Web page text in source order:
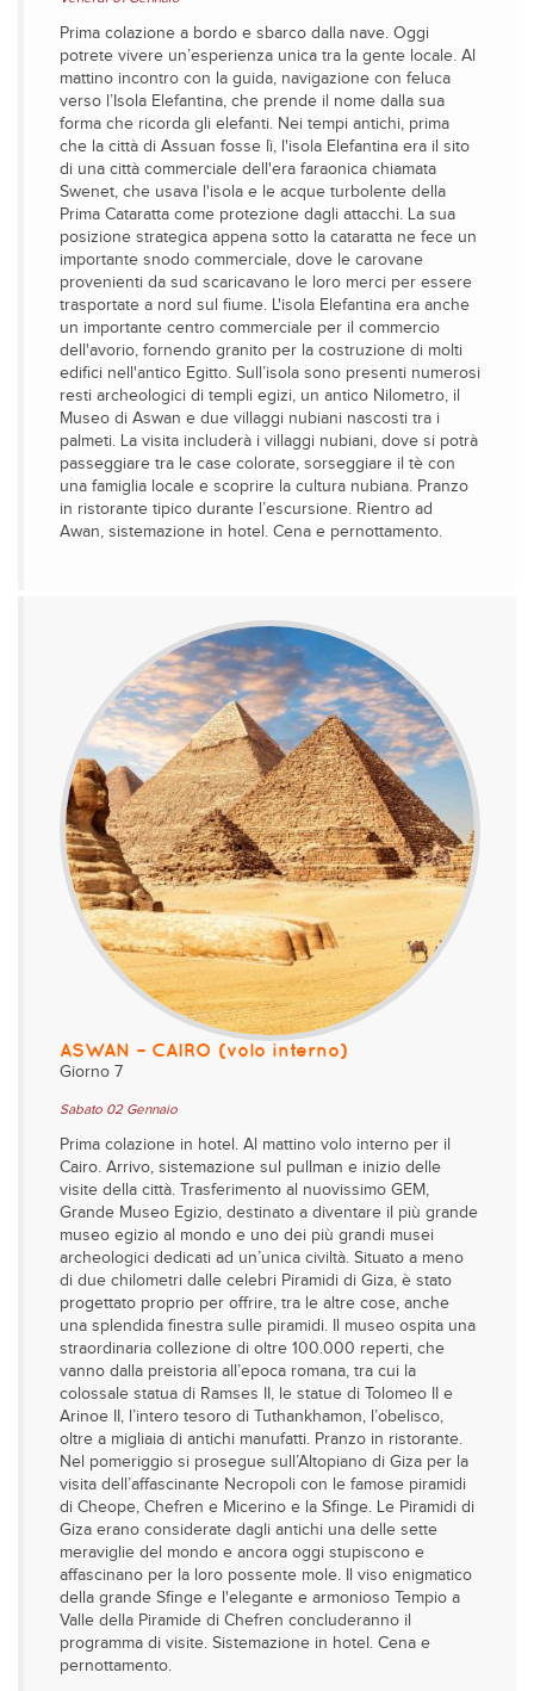
Prima colazione a bordo e sbarco dalla nave. Oggi
potrete vivere un’esperienza unica tra la gente locale. Al
mattino incontro con la guida, navigazione con feluca
verso l’Isola Elefantina, che prende il nome dalla sua
forma che ricorda gli elefanti. Nei tempi antichi, prima
che la città di Assuan fosse lì, l'isola Elefantina era il sito
di una città commerciale dell'era faraonica chiamata
Swenet, che usava l'isola e le acque turbolente della
Prima Cataratta come protezione dagli attacchi. La sua
posizione strategica appena sotto la cataratta ne fece un
importante snodo commerciale, dove le carovane
provenienti da sud scaricavano le loro merci per essere
trasportate a nord sul fiume. L'isola Elefantina era anche
un importante centro commerciale per il commercio
dell'avorio, fornendo granito per la costruzione di molti
edifici nell'antico Egitto. Sull’isola sono presenti numerosi
resti archeologici di templi egizi, un antico Nilometro, il
Museo di Aswan e due villaggi nubiani nascosti tra i
palmeti. La visita includerà i villaggi nubiani, dove si potrà
passeggiare tra le case colorate, sorseggiare il tè con
una famiglia locale e scoprire la cultura nubiana. Pranzo
in ristorante tipico durante l’escursione. Rientro ad
Awan, sistemazione in hotel. Cena e pernottamento.
ASWAN – CAIRO (volo interno)
Giorno 7
Sabato 02 Gennaio
Prima colazione in hotel. Al mattino volo interno per il
Cairo. Arrivo, sistemazione sul pullman e inizio delle
visite della città. Trasferimento al nuovissimo GEM,
Grande Museo Egizio, destinato a diventare il più grande
museo egizio al mondo e uno dei più grandi musei
archeologici dedicati ad un’unica civiltà. Situato a meno
di due chilometri dalle celebri Piramidi di Giza, è stato
progettato proprio per offrire, tra le altre cose, anche
una splendida finestra sulle piramidi. Il museo ospita una
straordinaria collezione di oltre 100.000 reperti, che
vanno dalla preistoria all’epoca romana, tra cui la
colossale statua di Ramses II, le statue di Tolomeo II e
Arinoe II, l’intero tesoro di Tuthankhamon, l’obelisco,
oltre a migliaia di antichi manufatti. Pranzo in ristorante.
Nel pomeriggio si prosegue sull’Altopiano di Giza per la
visita dell’affascinante Necropoli con le famose piramidi
di Cheope, Chefren e Micerino e la Sfinge. Le Piramidi di
Giza erano considerate dagli antichi una delle sette
meraviglie del mondo e ancora oggi stupiscono e
affascinano per la loro possente mole. Il viso enigmatico
della grande Sfinge e l'elegante e armonioso Tempio a
Valle della Piramide di Chefren concluderanno il
programma di visite. Sistemazione in hotel. Cena e
pernottamento.